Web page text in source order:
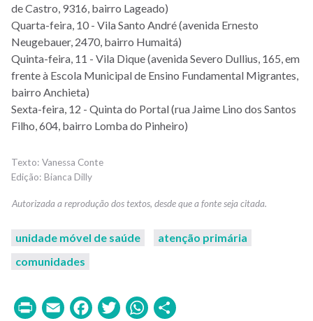
de Castro, 9316, bairro Lageado)
Quarta-feira, 10 - Vila Santo André (avenida Ernesto
Neugebauer, 2470, bairro Humaitá)
Quinta-feira, 11 - Vila Dique (avenida Severo Dullius, 165, em
frente à Escola Municipal de Ensino Fundamental Migrantes,
bairro Anchieta)
Sexta-feira, 12 - Quinta do Portal (rua Jaime Lino dos Santos
Filho, 604, bairro Lomba do Pinheiro)
Vanessa Conte
Bianca Dilly
unidade móvel de saúde
atenção primária
comunidades
PrintEmailFacebook
TwitterWhatsApp